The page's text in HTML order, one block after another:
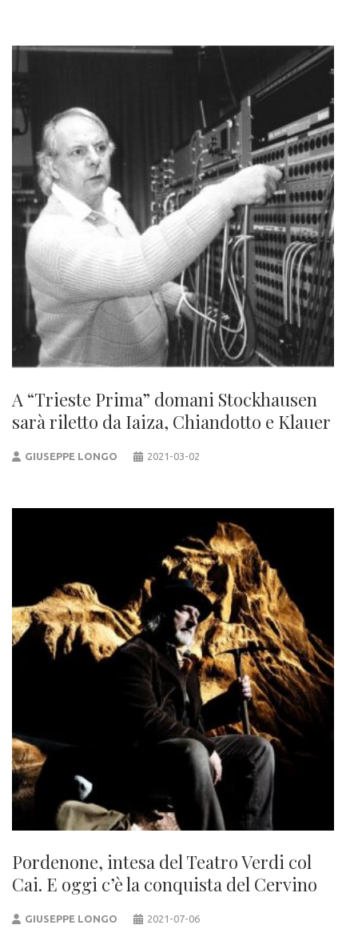
A “Trieste Prima” domani Stockhausen
sarà riletto da Iaiza, Chiandotto e Klauer
GIUSEPPE LONGO 2021-03-02
Pordenone, intesa del Teatro Verdi col
Cai. E oggi c’è la conquista del Cervino
GIUSEPPE LONGO 2021-07-06